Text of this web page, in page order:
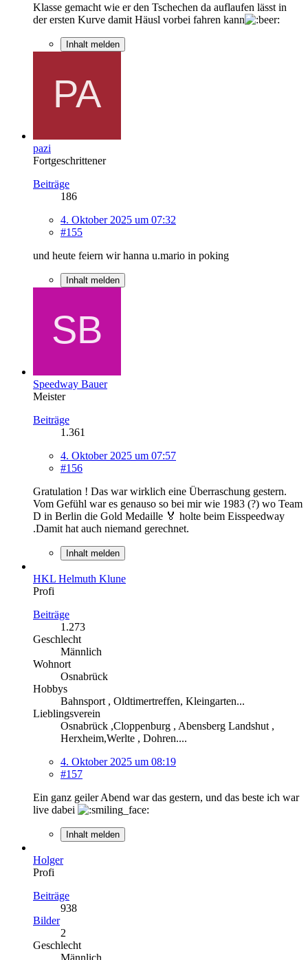
Klasse gemacht wie er den Tschechen da auflaufen lässt in
der ersten Kurve damit Häusl vorbei fahren kann
Inhalt melden
pazi
Fortgeschrittener
Beiträge
186
4. Oktober 2025 um 07:32
#155
und heute feiern wir hanna u.mario in poking
Inhalt melden
Speedway Bauer
Meister
Beiträge
1.361
4. Oktober 2025 um 07:57
#156
Gratulation ! Das war wirklich eine Überraschung gestern.
Vom Gefühl war es genauso so bei mir wie 1983 (?) wo Team
D in Berlin die Gold Medaille 🏅 holte beim Eisspeedway
.Damit hat auch niemand gerechnet.
Inhalt melden
HKL Helmuth Klune
Profi
Beiträge
1.273
Geschlecht
Männlich
Wohnort
Osnabrück
Hobbys
Bahnsport , Oldtimertreffen, Kleingarten...
Lieblingsverein
Osnabrück ,Cloppenburg , Abensberg Landshut ,
Herxheim,Werlte , Dohren....
4. Oktober 2025 um 08:19
#157
Ein ganz geiler Abend war das gestern, und das beste ich war
live dabei
Inhalt melden
Holger
Profi
Beiträge
938
Bilder
2
Geschlecht
Männlich